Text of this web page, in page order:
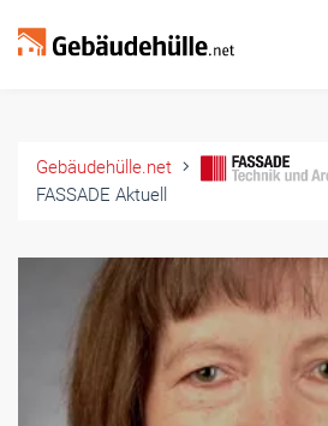
Gebäudehülle.net
FASSADE Aktuell